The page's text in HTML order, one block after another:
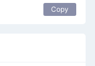
Copy